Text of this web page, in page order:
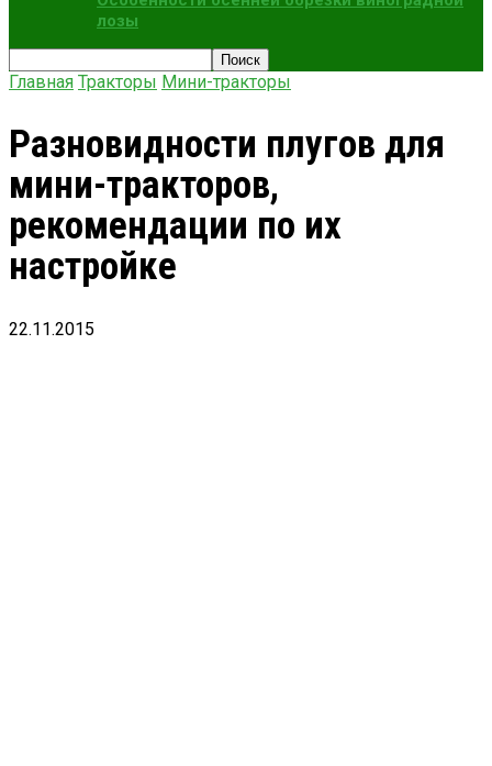
лозы
Главная Тракторы Мини-тракторы
Разновидности плугов для
мини-тракторов,
рекомендации по их
настройке
22.11.2015